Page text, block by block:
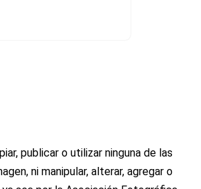
publicar o utilizar ninguna de las
ni manipular, alterar, agregar o